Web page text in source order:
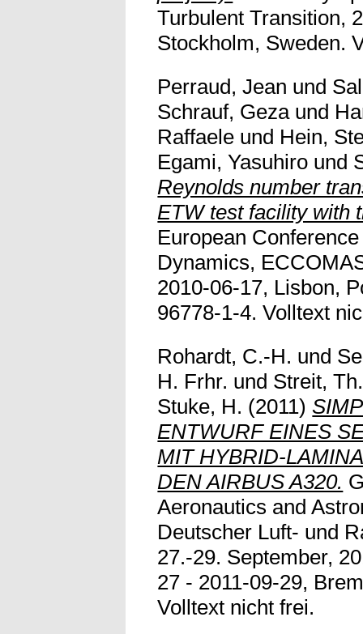
Turbulent Transition,
Stockholm, Sweden.
Perraud, Jean und
Schrauf, Gezaund
Raffaele und Hein,
Egami, Yasuhiro und
Reynolds number
ETW test facility with
European
Dynamics,
2010-06-17, Lisbon,
96778-1-4. Volltext
Rohardt, C.-H. und
H. Frhr. und Streit, Th.
Stuke, H. (2011)
ENTWURF EINES
MIT HYBRID-
DEN AIRBUS A320.
Aeronautics and
Deutscher Luft- und
27.-29. September,
27 - 2011-09-29,
Volltext nicht frei.